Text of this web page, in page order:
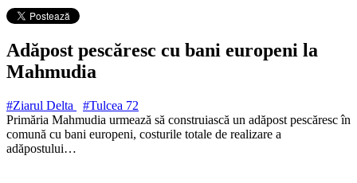
Adăpost pescăresc cu bani europeni la
Mahmudia
#Ziarul Delta #Tulcea 72
Primăria Mahmudia urmează să construiască un adăpost pescăresc în
comună cu bani europeni, costurile totale de realizare a
adăpostului…